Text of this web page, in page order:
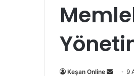
Keşan Online
Bir
9